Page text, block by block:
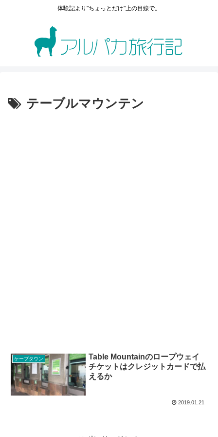
体験記より"ちょっとだけ"上の目線で。
テーブルマウンテン
ケープタウン
Table Mountainのロープウェイ
チケットはクレジットカードで払
えるか
2019.01.21